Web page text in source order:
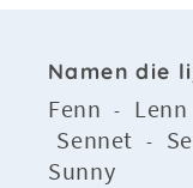
Namen die
Fenn - Lenn
Sennet -
Sunny